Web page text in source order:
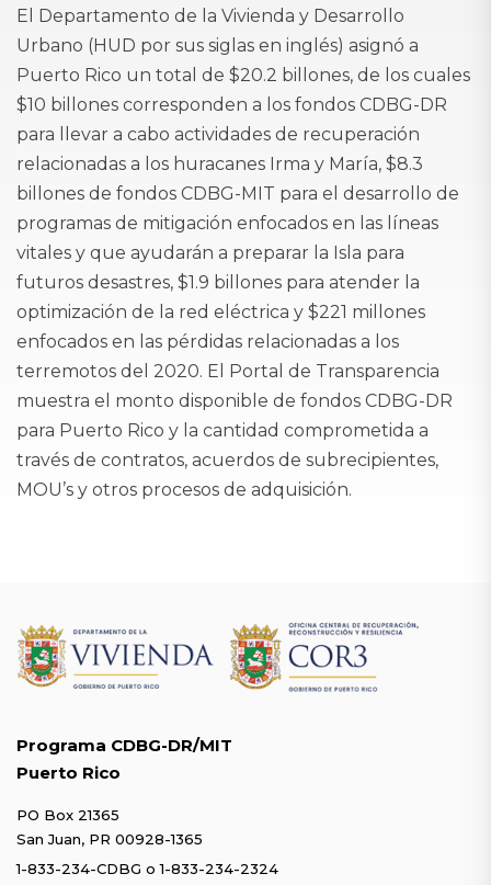
El Departamento de la Vivienda y Desarrollo
Urbano (HUD por sus siglas en inglés) asignó a
Puerto Rico un total de $20.2 billones, de los cuales
$10 billones corresponden a los fondos CDBG-DR
para llevar a cabo actividades de recuperación
relacionadas a los huracanes Irma y María, $8.3
billones de fondos CDBG-MIT para el desarrollo de
programas de mitigación enfocados en las líneas
vitales y que ayudarán a preparar la Isla para
futuros desastres, $1.9 billones para atender la
optimización de la red eléctrica y $221 millones
enfocados en las pérdidas relacionadas a los
terremotos del 2020. El Portal de Transparencia
muestra el monto disponible de fondos CDBG-DR
para Puerto Rico y la cantidad comprometida a
través de contratos, acuerdos de subrecipientes,
MOU’s y otros procesos de adquisición.
Programa CDBG-DR/MIT
Puerto Rico
PO Box 21365
San Juan, PR 00928-1365
1-833-234-CDBG o1-833-234-2324